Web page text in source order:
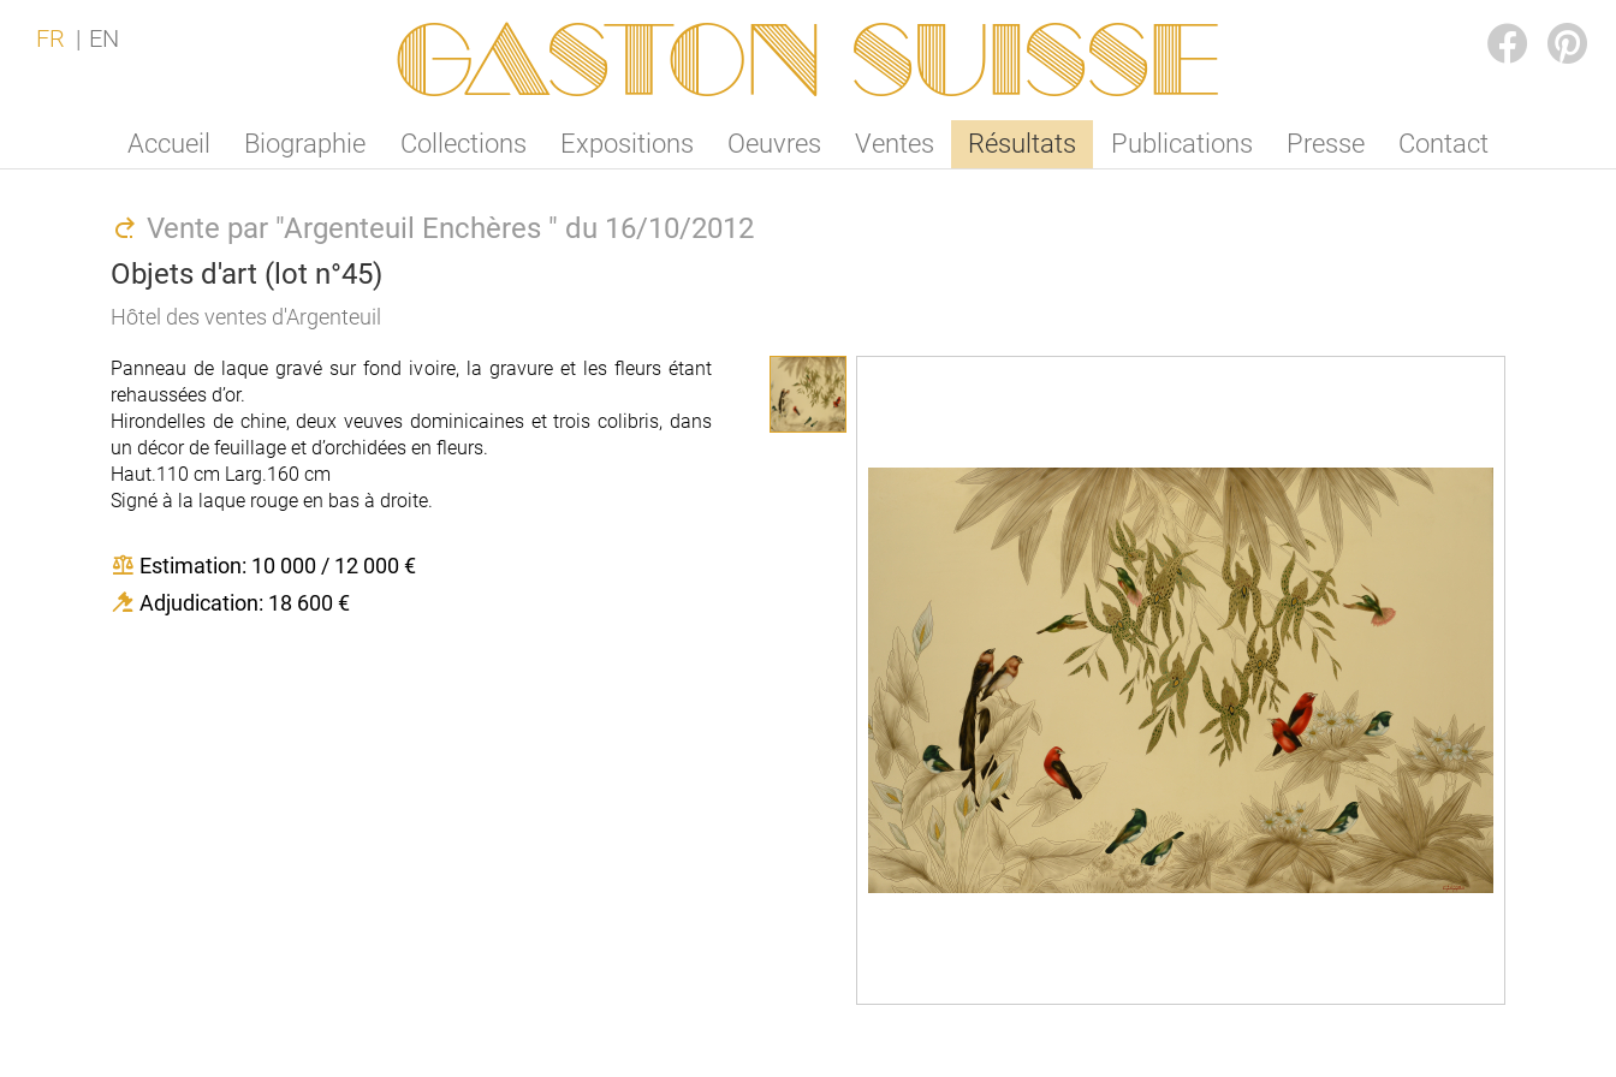
Gaston SUISSE
Accueil Biographie Collections Expositions Oeuvres Ventes Résultats Publications Presse Contact
FR EN
Vente par "Argenteuil Enchères " du 16/10/2012
Objets d'art (lot n°45)
Hôtel des ventes d'Argenteuil
Panneau de laque gravé sur fond ivoire, la gravure et les fleurs étant
rehaussées d’or.
Hirondelles de chine, deux veuves dominicaines et trois colibris, dans
un décor de feuillage et d’orchidées en fleurs.
Haut.110 cm Larg.160 cm
Signé à la laque rouge en bas à droite.
Estimation: 10 000 / 12 000 €
Adjudication: 18 600 €